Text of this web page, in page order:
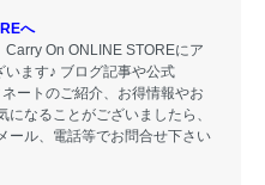
へ
On ONLINE STOREにア
ます♪ ブログ記事や公式
ートのご紹介、お得情報やお
なることがございましたら、
ール、電話等でお問合せ下さい